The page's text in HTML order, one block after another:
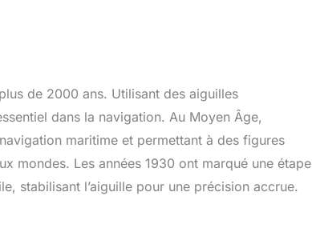
de 2000 ans. Utilisant des aiguilles
dans la navigation. Au Moyen Âge,
maritime et permettant à des figures
mondes. Les années 1930 ont marqué une étape
stabilisant l’aiguille pour une précision accrue.